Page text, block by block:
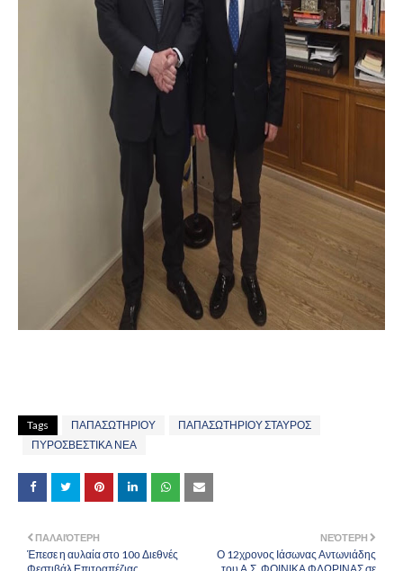
Tags ΠΑΠΑΣΩΤΗΡΙΟΥ
ΠΑΠΑΣΩΤΗΡΙΟΥ ΣΤΑΥΡΟΣ
ΠΥΡΟΣΒΕΣΤΙΚΑ ΝΕΑ
ΝΕΌΤΕΡΗ
Ο 12χρονος Ιάσωνας Αντωνιάδης
ΠΑΛΑΙΌΤΕΡΗ
Έπεσε η αυλαία στο 10ο Διεθνές